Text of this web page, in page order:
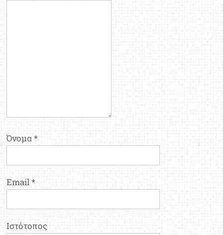
Όνομα*
Email*
Ιστότοπος